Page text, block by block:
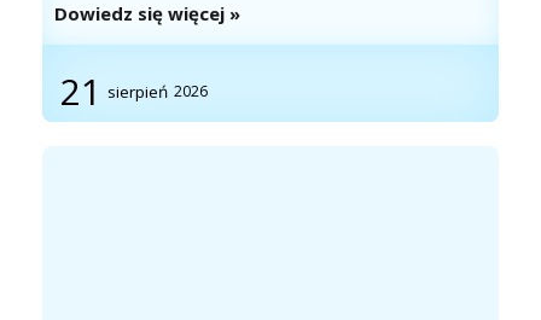
Dowiedz się więcej »
21 sierpień 2026